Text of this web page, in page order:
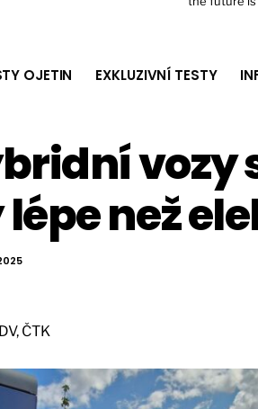
OJETIN EXKLUZIVNÍ TESTY
vozy
než
ČTK